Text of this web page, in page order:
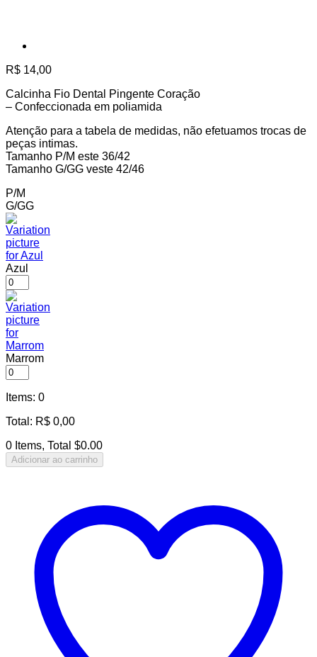
R$ 14,00
Calcinha Fio Dental Pingente Coração
– Confeccionada em poliamida
Atenção para a tabela de medidas, não efetuamos trocas de
peças intimas.
Tamanho P/M este 36/42
Tamanho G/GG veste 42/46
P/M
G/GG
Azul
Marrom
Items: 0
Total : R$ 0,00
0 Items, Total $0.00
Adicionar ao carrinho